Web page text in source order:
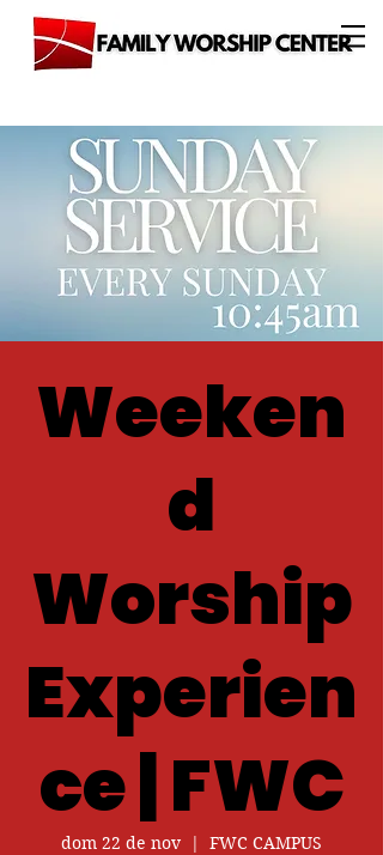
Weeken
d
Worship
Experien
ce | FWC
dom 22 de nov
  |
FWC CAMPUS